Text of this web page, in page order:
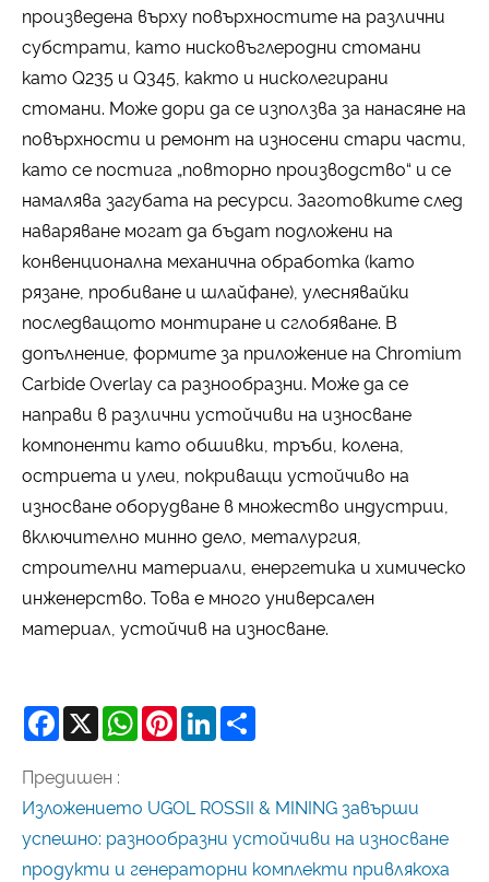
произведена върху повърхностите на различни
субстрати, като нисковъглеродни стомани
като Q235 и Q345, както и нисколегирани
стомани. Може дори да се използва за нанасяне на
повърхности и ремонт на износени стари части,
като се постига „повторно производство“ и се
намалява загубата на ресурси. Заготовките след
наваряване могат да бъдат подложени на
конвенционална механична обработка (като
рязане, пробиване и шлайфане), улеснявайки
последващото монтиране и сглобяване. В
допълнение, формите за приложение на Chromium
Carbide Overlay са разнообразни. Може да се
направи в различни устойчиви на износване
компоненти като обшивки, тръби, колена,
остриета и улеи, покриващи устойчиво на
износване оборудване в множество индустрии,
включително минно дело, металургия,
строителни материали, енергетика и химическо
инженерство. Това е много универсален
материал, устойчив на износване.
Facebook
X WhatsAppPinterestLinkedIn
Предишен :
Изложението UGOL ROSSII & MINING завърши
успешно: разнообразни устойчиви на износване
продукти и генераторни комплекти привлякоха